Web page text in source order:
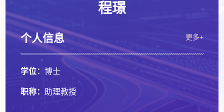
程璟
个人信息 更多+
学位：博士
职称：助理教授